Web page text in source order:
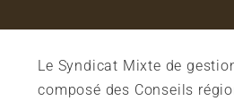
Le Syndicat Mixte de
composé des Conseils